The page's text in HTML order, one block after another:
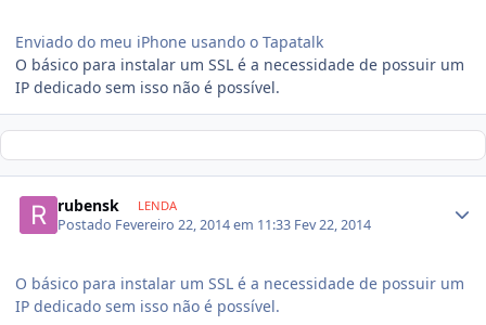
Enviado do meu iPhone usando o Tapatalk
O básico para instalar um SSL é a necessidade de possuir um
IP dedicado sem isso não é possível.
rubensk LENDA
Postado Fevereiro 22, 2014 em 11:33 Fev 22, 2014
O básico para instalar um SSL é a necessidade de possuir um
IP dedicado sem isso não é possível.